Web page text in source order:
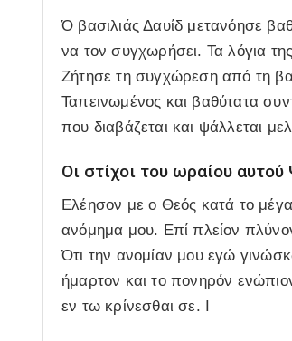
Ό βασιλιάς Δαυίδ μετανόησε
να τον συγχωρήσει. Τα λόγια
Ζήτησε τη συγχώρεση από τη
Ταπεινωμένος και βαθύτατα
που διαβάζεται και ψάλλεται
Οι στίχοι του ωραίου
Ελέησον με ο Θεός κατά το
ανόμημα μου. Επί πλείον
Ότι την ανομίαν μου εγώ
ήμαρτον και το πονηρόν
εν τω κρίνεσθαι σε. Ι